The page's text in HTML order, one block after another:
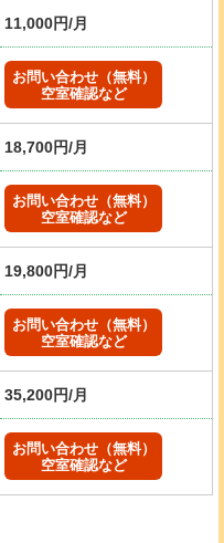
11,000円/月
お問い合わせ（無料）
空室確認など
18,700円/月
お問い合わせ（無料）
空室確認など
19,800円/月
お問い合わせ（無料）
空室確認など
35,200円/月
お問い合わせ（無料）
空室確認など